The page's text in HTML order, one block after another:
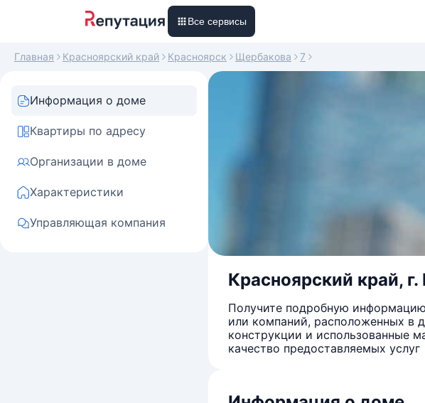
Все сервисы
Главная Красноярский край Красноярск Щербакова 7
Информация о доме
Квартиры по адресу
Организации в доме
Характеристики
Управляющая компания
Красноярский край,
Получите подробную
или компаний, расположенных в
конструкции и использованные
качество предоставляемых услуг